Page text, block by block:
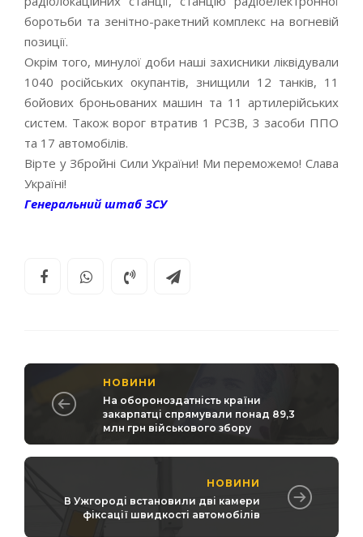
боротьби та зенітно-ракетний комплекс на вогневій
позиції.
Окрім того, минулої доби наші захисники ліквідували
1040 російських окупантів, знищили 12 танків, 11
бойових броньованих машин та 11 артилерійських
систем. Також ворог втратив 1 РСЗВ, 3 засоби ППО
та 17 автомобілів.
Вірте у Збройні Сили України! Ми переможемо! Слава
Україні!
Генеральний штаб ЗСУ
НОВИНИ
На обороноздатність країни
закарпатці спрямували понад 89,3
млн грн військового збору
НОВИНИ
В Ужгороді встановили дві камери
фіксації швидкості автомобілів